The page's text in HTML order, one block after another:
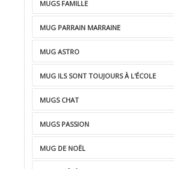
MUGS FAMILLE
MUG PARRAIN MARRAINE
MUG ASTRO
MUG ILS SONT TOUJOURS À L'ÉCOLE
MUGS CHAT
MUGS PASSION
MUG DE NOËL